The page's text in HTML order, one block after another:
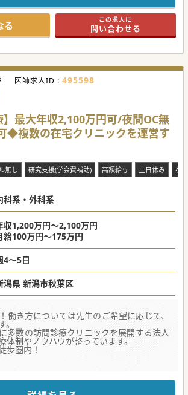
る この求人に
問い合わせる
医師求人ID : 495598
】最大年収2,100万円可/夜間OC無
◆複数の在宅クリニックを運営す
無し 研究支援(学会費補助) 高額給与 土日休み 在
科系・外科系
収1,200万円～2,100万円
給100万円～175万円
4～5日
新潟県 新潟市秋葉区
き方については先生のご希望に応じて、
。
多数の訪問診療クリニックを展開する法人
体制やノウハウが整っています。
歩圏内！
の先生が対応しており、常勤の先生は夜間